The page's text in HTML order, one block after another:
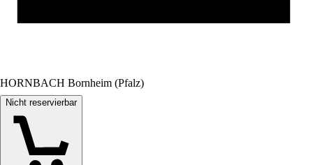
HORNBACH Bornheim (Pfalz)
Nicht reservierbar